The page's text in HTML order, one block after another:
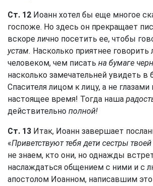
Ст. 12 Иоанн хотел бы еще многое
госпоже. Но здесь он прекращает
вскоре лично посетить ее, чтобы
устам. Насколько приятнее говорить
человеком, чем писать на бумаге
насколько замечательней увидеть в
Спасителя лицом к лицу, а не
настоящее время! Тогда наша
действительно полной!
Ст. 13 Итак, Иоанн завершает
«Приветствуют тебя дети сестры
не знаем, кто они, но однажды
наслаждаться общением с ними и с
апостолом Иоанном, написавшим